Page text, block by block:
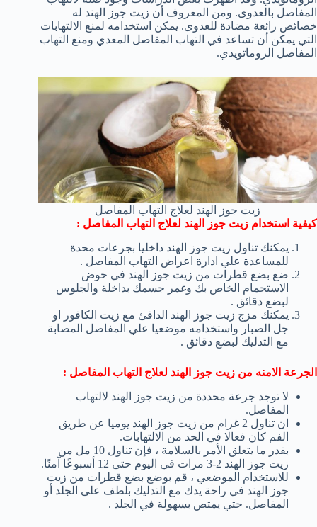
المفاصل بالعدوى. ومن المعروف أن زيت جوز الهند له
خصائص رائعة مضادة للعدوى. يمكن استخدامه لمنع الالتهابات
التي يمكن أن تساعد في التهاب المفاصل المعدي ومنع التهاب
المفاصل الروماتويدي.
زيت جوز الهند لعلاج التهاب المفاصل
كيفية استخدام زيت جوز الهند لعلاج التهاب المفاصل :
يمكنك تناول زيت جوز الهند داخليا بجرعات محدة
للمساعدة علي ادارة اعراض التهاب المفاصل .
ضع بضع قطرات من زيت جوز الهند في حوض
الاستحمام الخاص بك وغمر جسمك بداخلة والجلوس
لبضع دقائق .
يمكنك مزج زيت جوز الهند الدافئ مع زيت الكافور او
جل الصبار واستخدامه موضعيا علي المفاصل المصابة
مع التدليك لبضع دقائق .
الجرعة الامنه من زيت جوز الهند لعلاج التهاب المفاصل :
لا توجد جرعة محددة من زيت جوز الهند لالتهاب
المفاصل.
ان تناول 2 غرام من زيت جوز الهند يوميا عن طريق
الفم كان فعالا في الحد من الالتهابات.
بقدر ما يتعلق الأمر بالسلامة ، فإن تناول 10 مل من
زيت جوز الهند 2-3 مرات في اليوم حتى 12 أسبوعًا آمنًا.
للاستخدام الموضعي ، قم بوضع بضع قطرات من زيت
جوز الهند في راحة يدك مع التدليك بلطف على الجلد أو
المفاصل. حتي يمتص بسهولة في الجلد .